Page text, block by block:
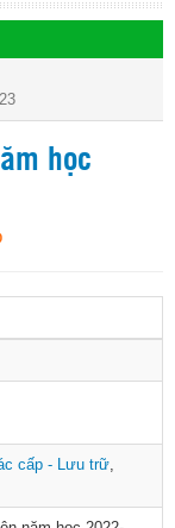
học
cấp - Lưu trữ